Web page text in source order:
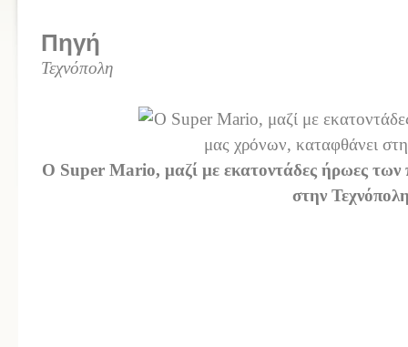
Πηγή
Τεχνόπολη
Ο Super Mario, μαζί με εκατοντάδες ήρωες των
στην